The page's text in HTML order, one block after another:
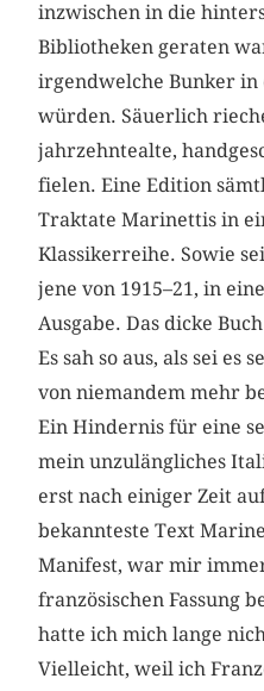
inzwischen in die
Bibliotheken geraten
irgendwelche Bunker in
würden. Säuerlich
jahrzehntealte,
fielen. Eine Edition
Traktate Marinettis in
Klassikerreihe. Sowie
jene von 1915–21, in
Ausgabe. Das dicke
Es sah so aus, als sei es
von niemandem mehr
Ein Hindernis für eine
mein unzulängliches
erst nach einiger Zeit
bekannteste Text
Manifest, war mir
französischen Fassung
hatte ich mich lange
Vielleicht, weil ich